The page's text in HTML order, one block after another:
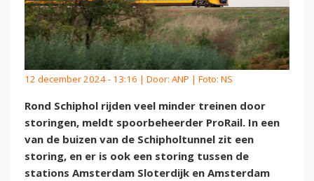
12 december 2024 - 13:16 | Door: ANP | Foto: NS
Rond Schiphol rijden veel minder treinen door
storingen, meldt spoorbeheerder ProRail. In een
van de buizen van de Schipholtunnel zit een
storing, en er is ook een storing tussen de
stations Amsterdam Sloterdijk en Amsterdam